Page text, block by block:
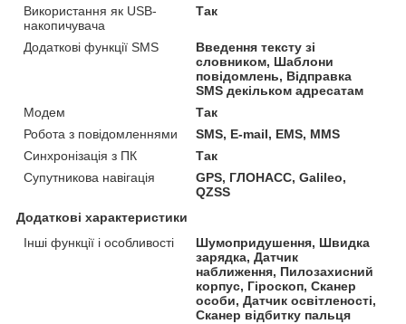
Використання як USB-
накопичувача
Так
Додаткові функції SMS
Введення тексту зі
словником, Шаблони
повідомлень, Відправка
SMS декільком адресатам
Модем
Так
Робота з повідомленнями
SMS, E-mail, EMS, MMS
Синхронізація з ПК
Так
Супутникова навігація
GPS, ГЛОНАСС, Galileo,
QZSS
Додаткові характеристики
Інші функції і особливості
Шумопридушення, Швидка
зарядка, Датчик
наближення, Пилозахисний
корпус, Гіроскоп, Сканер
особи, Датчик освітленості,
Сканер відбитку пальця